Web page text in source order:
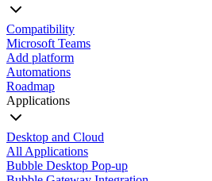
Compatibility
Microsoft Teams
Add platform
Automations
Roadmap
Applications
Desktop and Cloud
All Applications
Bubble Desktop Pop-up